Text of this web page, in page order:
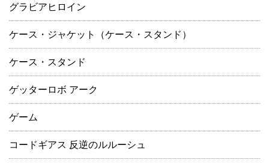
グラビアヒロイン
ケース・ジャケット（ケース・スタンド）
ケース・スタンド
ゲッターロボ アーク
ゲーム
コードギアス 反逆のルルーシュ